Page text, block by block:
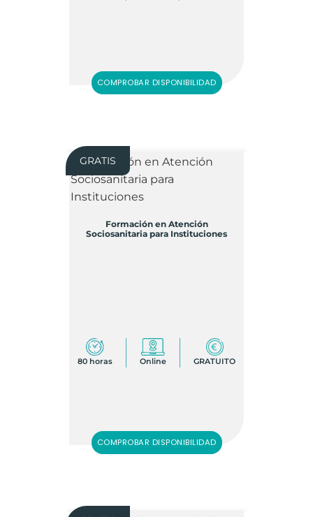
COMPROBAR DISPONIBILIDAD
GRATIS
Formación en Atención
Sociosanitaria para Instituciones
80 horas Online GRATUITO
COMPROBAR DISPONIBILIDAD